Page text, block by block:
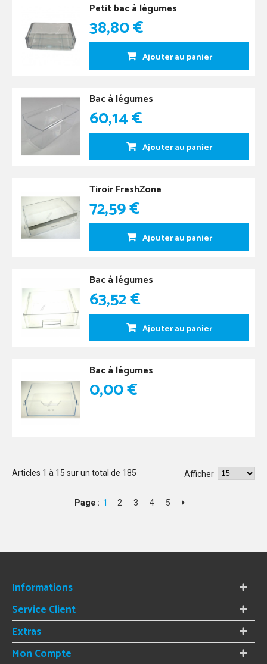
Petit bac à légumes
38,80 €
Ajouter au panier
Bac à légumes
60,14 €
Ajouter au panier
Tiroir FreshZone
72,59 €
Ajouter au panier
Bac à légumes
63,52 €
Ajouter au panier
Bac à légumes
0,00 €
Articles 1 à 15 sur un total de 185 Afficher
Page : 1 2 3 4 5
Informations
Service Client
Extras
Mon Compte